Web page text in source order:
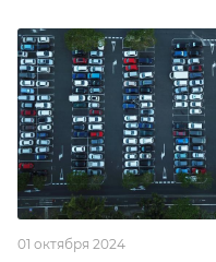
01 октября 2024